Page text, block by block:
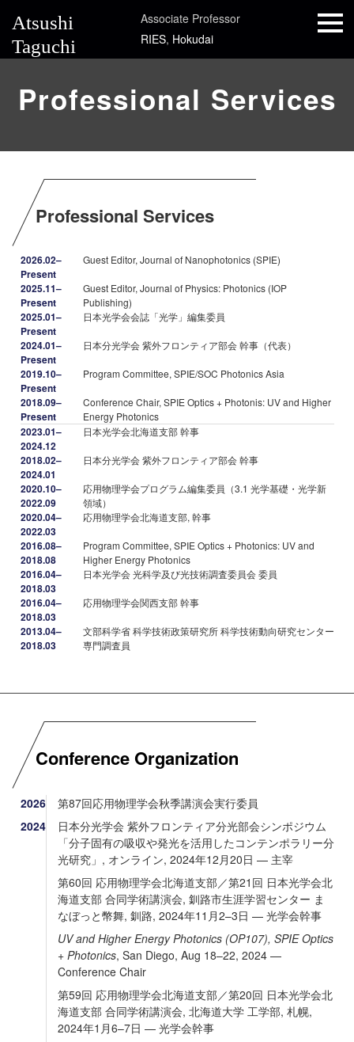
Atsushi
Taguchi
Associate Professor
RIES, Hokudai
Professional Services
Professional Services
2026.02–
Present
Guest Editor, Journal of Nanophotonics (SPIE)
2025.11–
Present
Guest Editor, Journal of Physics: Photonics (IOP
Publishing)
2025.01–
Present
日本光学会会誌「光学」編集委員
2024.01–
Present
日本分光学会 紫外フロンティア部会 幹事（代表）
2019.10–
Present
Program Committee, SPIE/SOC Photonics Asia
2018.09–
Present
Conference Chair, SPIE Optics + Photonis: UV and Higher
Energy Photonics
2023.01–
2024.12
日本光学会北海道支部 幹事
2018.02–
2024.01
日本分光学会 紫外フロンティア部会 幹事
2020.10–
2022.09
応用物理学会プログラム編集委員（3.1 光学基礎・光学新
領域）
2020.04–
2022.03
応用物理学会北海道支部, 幹事
2016.08–
2018.08
Program Committee, SPIE Optics + Photonics: UV and
Higher Energy Photonics
2016.04–
2018.03
日本光学会 光科学及び光技術調査委員会 委員
2016.04–
2018.03
応用物理学会関西支部 幹事
2013.04–
2018.03
文部科学省 科学技術政策研究所 科学技術動向研究センター
専門調査員
Conference Organization
2026
第87回応⽤物理学会秋季講演会実⾏委員
2024
日本分光学会 紫外フロンティア分光部会シンポジウム
「分子固有の吸収や発光を活用したコンテンポラリー分
光研究」, オンライン, 2024年12月20日 — 主宰
第60回 応用物理学会北海道支部／第21回 日本光学会北
海道支部 合同学術講演会, 釧路市生涯学習センター ま
なぼっと幣舞, 釧路, 2024年11月2–3日 — 光学会幹事
UV and Higher Energy Photonics (OP107), SPIE Optics
+ Photonics, San Diego, Aug 18–22, 2024 —
Conference Chair
第59回 応用物理学会北海道支部／第20回 日本光学会北
海道支部 合同学術講演会, 北海道大学 工学部, 札幌,
2024年1月6–7日 — 光学会幹事